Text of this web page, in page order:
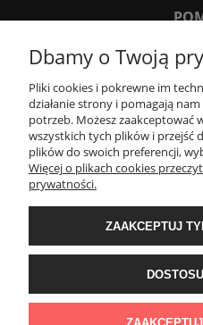
MOJE
Wyposażenie łazienek Łazienki.eco |
sklep@lazienki.eco | Tel.: 600 012
Stoń | NIP:
Dbamy o Twoją
Pliki cookies i pokrewne im
działanie strony i pomagają
potrzeb. Możesz zaakceptować
wszystkich tych plików i przejść
plików do swoich preferencji,
Więcej o plikach cookies
prywatności.
ZAAKCEPTUJ